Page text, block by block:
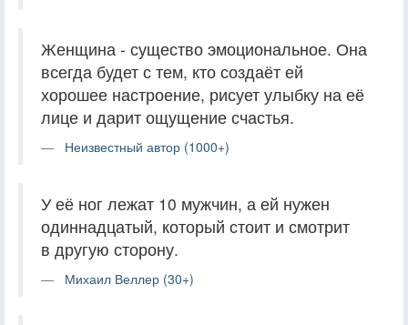
Женщина - существо эмоциональное. Она
всегда будет с тем, кто создаёт ей
хорошее настроение, рисует улыбку на её
лице и дарит ощущение счастья.
Неизвестный автор (1000+)
У её ног лежат 10 мужчин, а ей нужен
одиннадцатый, который стоит и смотрит
в другую сторону.
Михаил Веллер (30+)